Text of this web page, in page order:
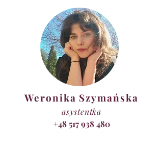
Weronika Szymańska
asystentka
+48 517 938 480